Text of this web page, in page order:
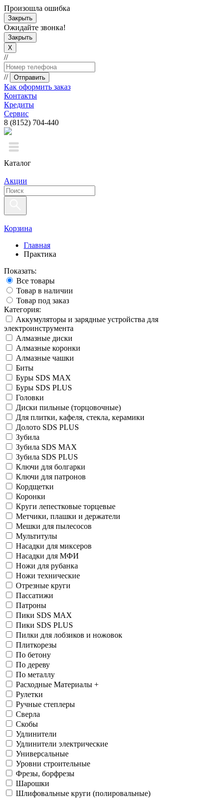
Произошла ошибка
Закрыть
Ожидайте звонка!
Закрыть
X
//
// Отправить
Как оформить заказ
Контакты
Кредиты
Сервис
8 (8152) 704-440
Каталог
Акции
Корзина
Главная
Практика
Показать:
Все товары
Товар в наличии
Товар под заказ
Категория:
Аккумуляторы и зарядные устройства для
электроинструмента
Алмазные диски
Алмазные коронки
Алмазные чашки
Биты
Буры SDS MAX
Буры SDS PLUS
Головки
Диски пильные (торцовочные)
Для плитки, кафеля, стекла, керамики
Долото SDS PLUS
Зубила
Зубила SDS MAX
Зубила SDS PLUS
Ключи для болгарки
Ключи для патронов
Кордщетки
Коронки
Круги лепестковые торцевые
Метчики, плашки и держатели
Мешки для пылесосов
Мультитулы
Насадки для миксеров
Насадки для МФИ
Ножи для рубанка
Ножи технические
Отрезные круги
Пассатижи
Патроны
Пики SDS MAX
Пики SDS PLUS
Пилки для лобзиков и ножовок
Плиткорезы
По бетону
По дереву
По металлу
Расходные Материалы +
Рулетки
Ручные степлеры
Сверла
Скобы
Удлинители
Удлинители электрические
Универсальные
Уровни строительные
Фрезы, борфрезы
Шарошки
Шлифовальные круги (полировальные)